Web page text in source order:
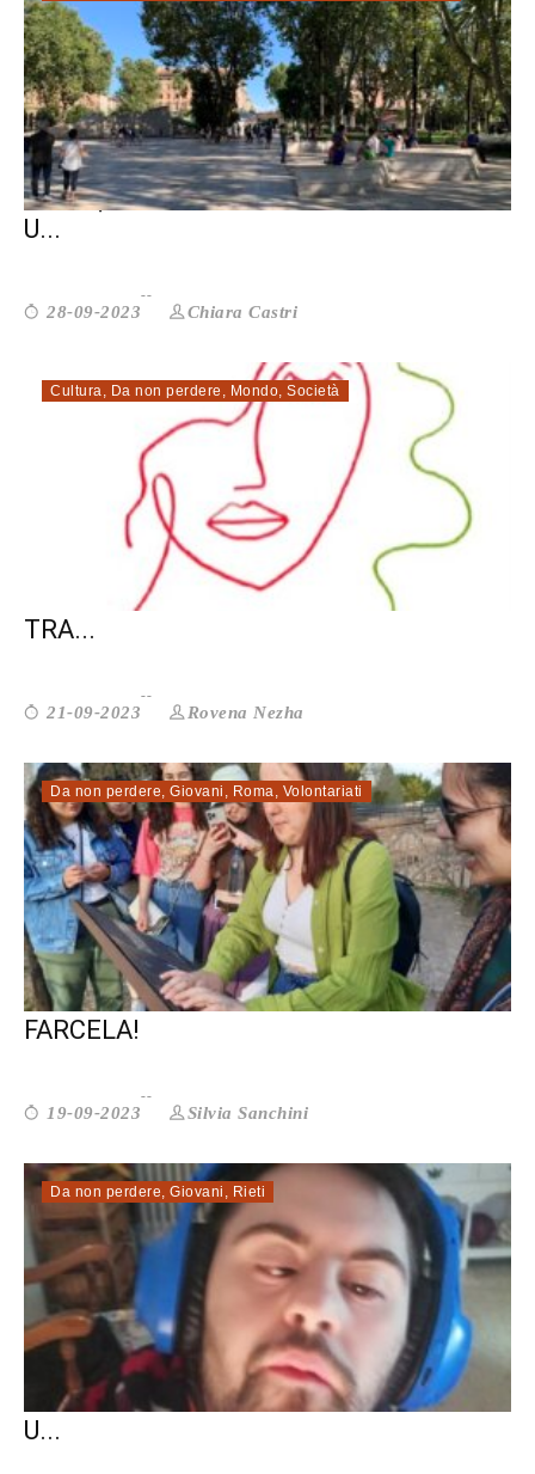
ROMA, NICOLA LAGIOIA: MULTI DIVENTI
U...
28-09-2023 Chiara Castri
Cultura, Da non perdere , Mondo, Società
IDENTITÀ SOSPESE. DONNE IMMIGRATE
TRA...
21-09-2023 Rovena Nezha
Da non perdere, Giovani , Roma, Volontariati
ANITA: MAI AVERE PAURA DI NON
FARCELA!
19-09-2023 Silvia Sanchini
Da non perdere, Giovani , Rieti
STORIE DI SERVIZIO CIVILE. PER BIBO
U...